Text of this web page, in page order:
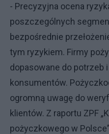
- Precyzyjna ocena
poszczególnych
bezpośrednie
tym ryzykiem. Firmy
dopasowane do potrzeb
konsumentów.
ogromną uwagę do
klientów. Z raportu ZPF
pożyczkowego w